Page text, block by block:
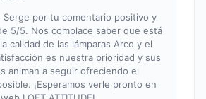
Serge por tu comentario positivo y
5/5. Nos complace saber que está
calidad de las lámparas Arco y el
es nuestra prioridad y sus
animan a seguir ofreciendo el
¡Esperamos verle pronto en